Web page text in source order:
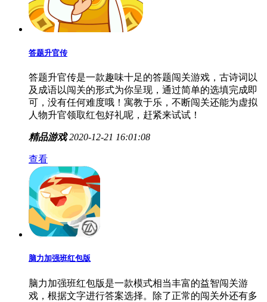
答题升官传
答题升官传是一款趣味十足的答题闯关游戏，古诗词以
及成语以闯关的形式为你呈现，通过简单的选填完成即
可，没有任何难度哦！寓教于乐，不断闯关还能为虚拟
人物升官领取红包好礼呢，赶紧来试试！
精品游戏 2020-12-21 16:01:08
查看
脑力加强班红包版
脑力加强班红包版是一款模式相当丰富的益智闯关游
戏，根据文字进行答案选择。除了正常的闯关外还有多